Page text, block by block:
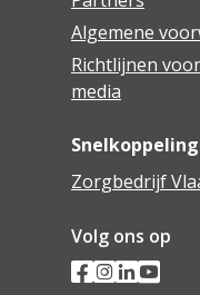
Algemene
Richtlijnen
media
Zorgbedrijf
Volg ons op